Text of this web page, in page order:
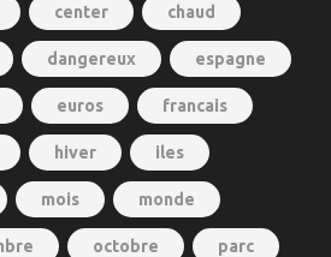
center chaud
dangereux espagne
euros francais
hiver iles
mois monde
octobre parc